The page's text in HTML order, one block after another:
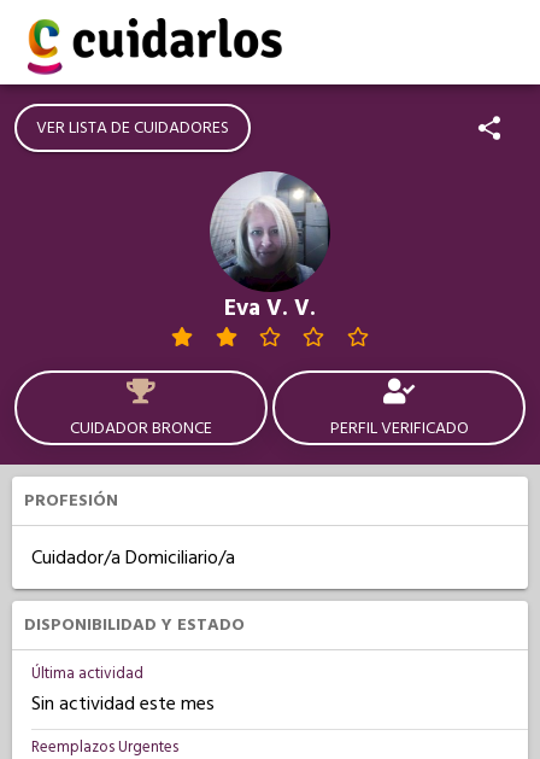
VER LISTA DE CUIDADORES
Eva V. V.
CUIDADOR BRONCE PERFIL VERIFICADO
PROFESIÓN
Cuidador/a Domiciliario/a
DISPONIBILIDAD Y ESTADO
Última actividad
Sin actividad este mes
Reemplazos Urgentes